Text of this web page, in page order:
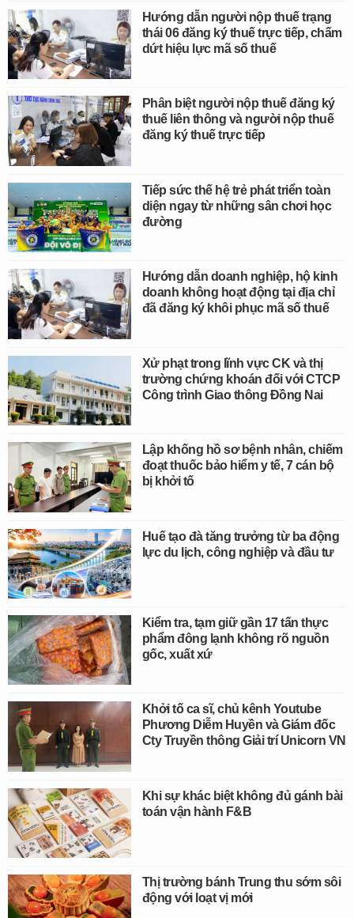
Hướng dẫn người nộp thuế trạng
thái 06 đăng ký thuế trực tiếp, chấm
dứt hiệu lực mã số thuế
Phân biệt người nộp thuế đăng ký
thuế liên thông và người nộp thuế
đăng ký thuế trực tiếp
Tiếp sức thế hệ trẻ phát triển toàn
diện ngay từ những sân chơi học
đường
Hướng dẫn doanh nghiệp, hộ kinh
doanh không hoạt động tại địa chỉ
đã đăng ký khôi phục mã số thuế
Xử phạt trong lĩnh vực CK và thị
trường chứng khoán đối với CTCP
Công trình Giao thông Đồng Nai
Lập khống hồ sơ bệnh nhân, chiếm
đoạt thuốc bảo hiểm y tế, 7 cán bộ
bị khởi tố
Huế tạo đà tăng trưởng từ ba động
lực du lịch, công nghiệp và đầu tư
Kiểm tra, tạm giữ gần 17 tấn thực
phẩm đông lạnh không rõ nguồn
gốc, xuất xứ
Khởi tố ca sĩ, chủ kênh Youtube
Phương Diễm Huyền và Giám đốc
Cty Truyền thông Giải trí Unicorn VN
Khi sự khác biệt không đủ gánh bài
toán vận hành F&B
Thị trường bánh Trung thu sớm sôi
động với loạt vị mới